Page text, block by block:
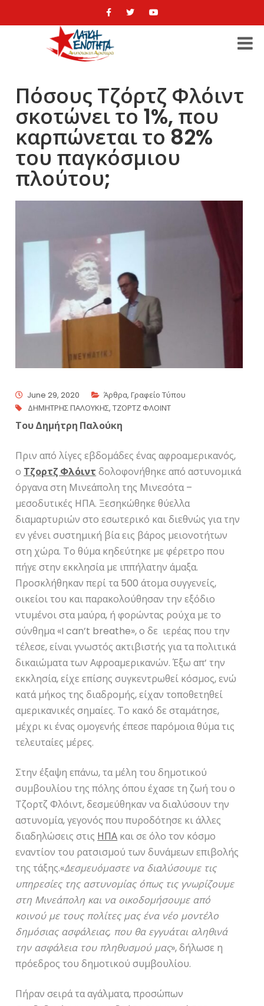
Πόσους Τζόρτζ Φλόιντ
σκοτώνει το 1%, που
καρπώνεται το 82%
του παγκόσμιου
πλούτου;
June 29, 2020 Άρθρα,Γραφείο Τύπου
ΔΗΜΗΤΡΗΣ ΠΑΛΟΥΚΗΣ,ΤΖΟΡΤΖ ΦΛΟΙΝΤ
Του Δημήτρη Παλούκη
Πριν από λίγες εβδομάδες ένας αφροαμερικανός,
ο Τζορτζ Φλόιντ δολοφονήθηκε από αστυνομικά
όργανα στη Μινεάπολη της Μινεσότα –
μεσοδυτικές ΗΠΑ. Ξεσηκώθηκε θύελλα
διαμαρτυριών στο εσωτερικό και διεθνώς για την
εν γένει συστημική βία εις βάρος μειονοτήτων
στη χώρα. Το θύμα κηδεύτηκε με φέρετρο που
πήγε στην εκκλησία με ιππήλατην άμαξα.
Προσκλήθηκαν περί τα 500 άτομα συγγενείς,
οικείοι του και παρακολούθησαν την εξόδιο
ντυμένοι στα μαύρα, ή φορώντας ρούχα με το
σύνθημα «I can’t breathe», ο δε ιερέας που την
τέλεσε, είναι γνωστός ακτιβιστής για τα πολιτικά
δικαιώματα των Αφροαμερικανών. Έξω απ’ την
εκκλησία, είχε επίσης συγκεντρωθεί κόσμος, ενώ
κατά μήκος της διαδρομής, είχαν τοποθετηθεί
αμερικανικές σημαίες. Το κακό δε σταμάτησε,
μέχρι κι ένας ομογενής έπεσε παρόμοια θύμα τις
τελευταίες μέρες.
Στην έξαψη επάνω, τα μέλη του δημοτικού
συμβουλίου της πόλης όπου έχασε τη ζωή του ο
Τζορτζ Φλόιντ, δεσμεύθηκαν να διαλύσουν την
αστυνομία, γεγονός που πυροδότησε κι άλλες
διαδηλώσεις στις ΗΠΑ και σε όλο τον κόσμο
εναντίον του ρατσισμού των δυνάμεων επιβολής
της τάξης.«Δεσμευόμαστε να διαλύσουμε τις
υπηρεσίες της αστυνομίας όπως τις γνωρίζουμε
στη Μινεάπολη και να οικοδομήσουμε από
κοινού με τους πολίτες μας ένα νέο μοντέλο
δημόσιας ασφάλειας, που θα εγγυάται αληθινά
την ασφάλεια του πληθυσμού μας», δήλωσε η
πρόεδρος του δημοτικού συμβουλίου.
Πήραν σειρά τα αγάλματα, προσώπων